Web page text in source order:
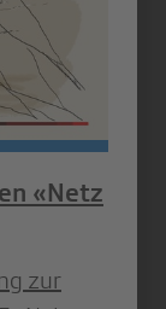
«Netz
zur